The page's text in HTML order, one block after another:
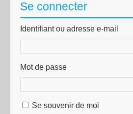
Se connecter
Identifiant ou adresse e-mail
Mot de passe
Se souvenir de moi